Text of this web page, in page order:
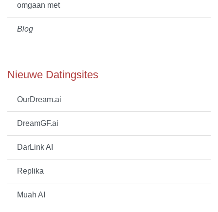
omgaan met
Blog
Nieuwe Datingsites
OurDream.ai
DreamGF.ai
DarLink AI
Replika
Muah AI